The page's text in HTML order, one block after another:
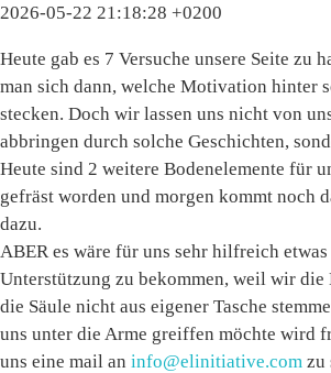
2026-05-22 21:18:28 +0200
Heute gab es 7 Versuche unsere Seite zu
man sich dann, welche Motivation hinter
stecken. Doch wir lassen uns nicht von
abbringen durch solche Geschichten,
Heute sind 2 weitere Bodenelemente für
gefräst worden und morgen kommt noch
dazu.
ABER es wäre für uns sehr hilfreich
Unterstützung zu bekommen, weil wir
die Säule nicht aus eigener Tasche
uns unter die Arme greiffen möchte wird
uns eine mail an info@elinitiative.com zu